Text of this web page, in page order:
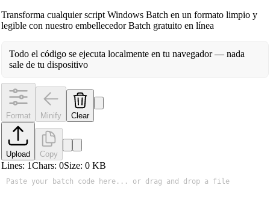
Transforma cualquier script Windows Batch en un formato limpio y
legible con nuestro embellecedor Batch gratuito en línea
Todo el código se ejecuta localmente en tu navegador — nada
sale de tu dispositivo
Format Minify Clear
Upload Copy
Lines: 1Chars: 0Size: 0KB